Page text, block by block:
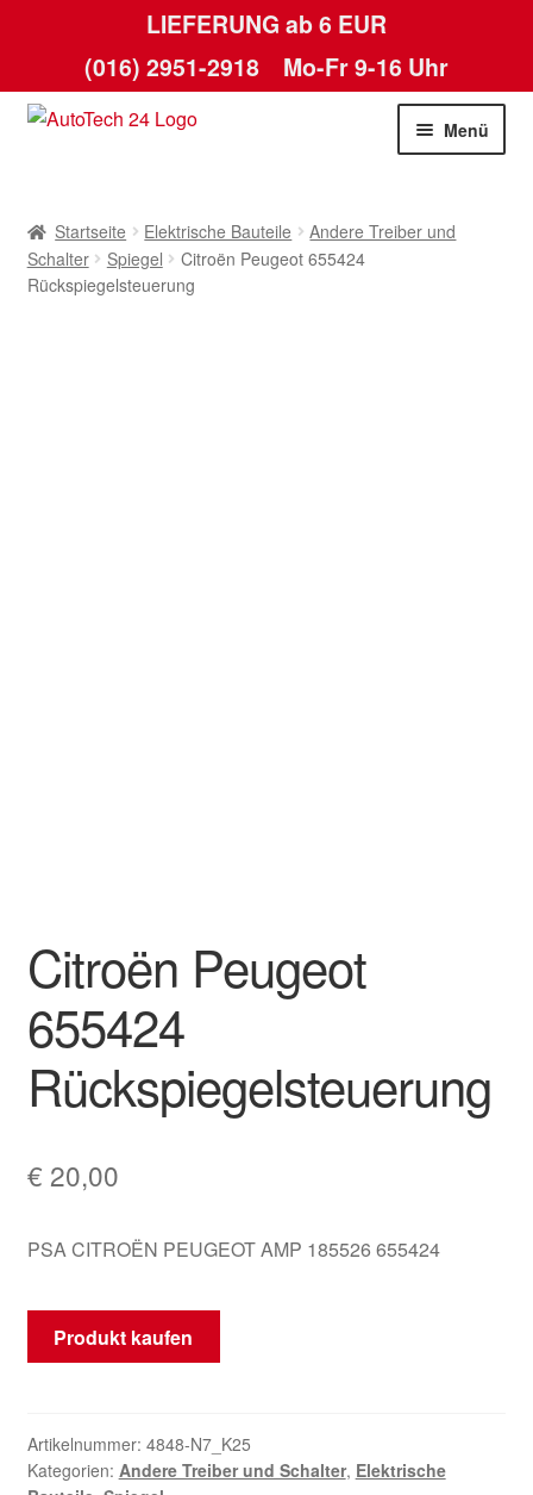
LIEFERUNG ab 6 EUR
(016) 2951-2918 Mo-Fr 9-16 Uhr
Zur
Zum
Menü
AGB
Startseite Elektrische Bauteile
Andere Treiber und
Schalter
Spiegel
Citroën Peugeot 655424
Rückspiegelsteuerung
Citroën Peugeot
655424
Rückspiegelsteuerung
€ 20,00
PSA CITROËN PEUGEOT AMP 185526 655424
Produkt kaufen
Artikelnummer: 4848-N7_K25
Kategorien: Andere Treiber und Schalter, Elektrische